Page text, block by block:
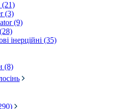
(21)
(3)
(9)
інерційні (35)
(8)